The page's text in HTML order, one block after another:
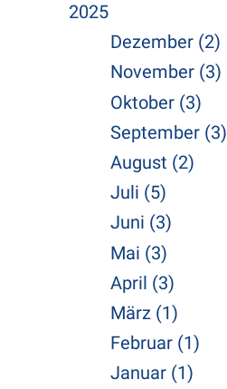
2025
Dezember (2)
November (3)
Oktober (3)
September (3)
August (2)
Juli (5)
Juni (3)
Mai (3)
April (3)
März (1)
Februar (1)
Januar (1)